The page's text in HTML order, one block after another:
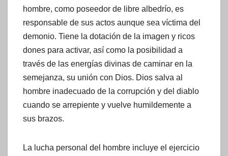
hombre, como poseedor de libre albedrío, es
responsable de sus actos aunque sea víctima del
demonio. Tiene la dotación de la imagen y ricos
dones para activar, así como la posibilidad a
través de las energías divinas de caminar en la
semejanza, su unión con Dios. Dios salva al
hombre inadecuado de la corrupción y del diablo
cuando se arrepiente y vuelve humildemente a
sus brazos.
La lucha personal del hombre incluye el ejercicio